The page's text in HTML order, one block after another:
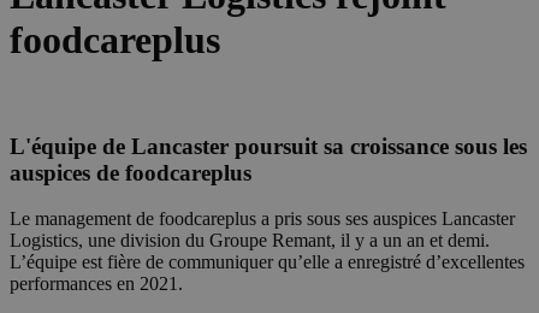
foodcareplus
L'équipe de Lancaster poursuit sa croissance sous les
auspices de foodcareplus
Le management de foodcareplus a pris sous ses auspices Lancaster
Logistics, une division du Groupe Remant, il y a un an et demi.
L’équipe est fière de communiquer qu’elle a enregistré d’excellentes
performances en 2021.